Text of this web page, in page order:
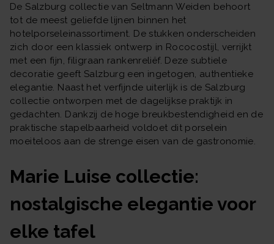
De Salzburg collectie van Seltmann Weiden behoort
tot de meest geliefde lijnen binnen het
hotelporseleinassortiment. De stukken onderscheiden
zich door een klassiek ontwerp in Rococostijl, verrijkt
met een fijn, filigraan rankenreliëf. Deze subtiele
decoratie geeft Salzburg een ingetogen, authentieke
elegantie. Naast het verfijnde uiterlijk is de Salzburg
collectie ontworpen met de dagelijkse praktijk in
gedachten. Dankzij de hoge breukbestendigheid en de
praktische stapelbaarheid voldoet dit porselein
moeiteloos aan de strenge eisen van de gastronomie.
Marie Luise collectie:
nostalgische elegantie voor
elke tafel